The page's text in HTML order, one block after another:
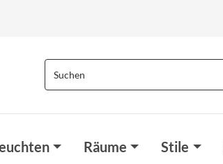
Räume Stile